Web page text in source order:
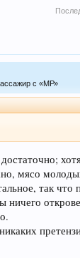
с «МР»
мясо
так что